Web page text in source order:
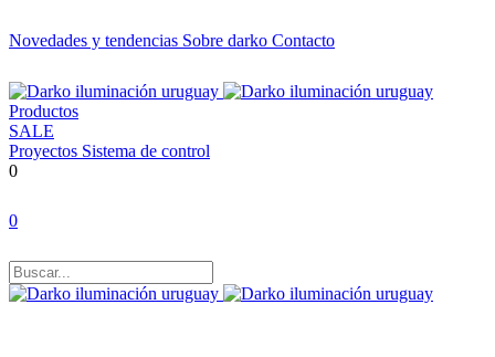
Novedades y tendencias Sobre darko Contacto
Productos
SALE
Proyectos Sistema de control
0
0